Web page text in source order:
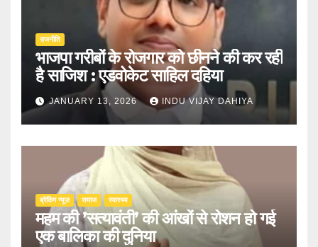
राजनीति
भाजपा गरीबों के रोजगार को छीनने की कर रही
है साजिश : एडवोकेट साहिल दहिया
JANUARY 13, 2026 INDU VIJAY DAHIYA
ब्रेकिंग न्यूज़ समाज स्वास्थ्य
महम की ’सत्यावंती’ की आंखों से रोशन हो गई
एक बालिका की दुनिया